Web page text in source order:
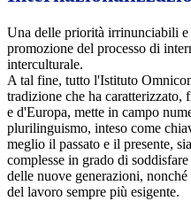
Una delle priorità irrinunciabili
promozione del processo di
interculturale.
A tal fine, tutto l'Istituto
tradizione che ha
e d'Europa, mette in campo
plurilinguismo, inteso come
meglio il passato e il presente,
complesse in grado di
delle nuove generazioni,
del lavoro sempre più esigente.